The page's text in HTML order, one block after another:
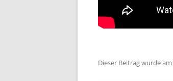
Dieser Beitrag wurde am